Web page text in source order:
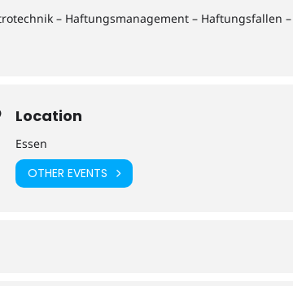
– Haftungsmanagement – Haftungsfallen –
Location
Essen
OTHER EVENTS